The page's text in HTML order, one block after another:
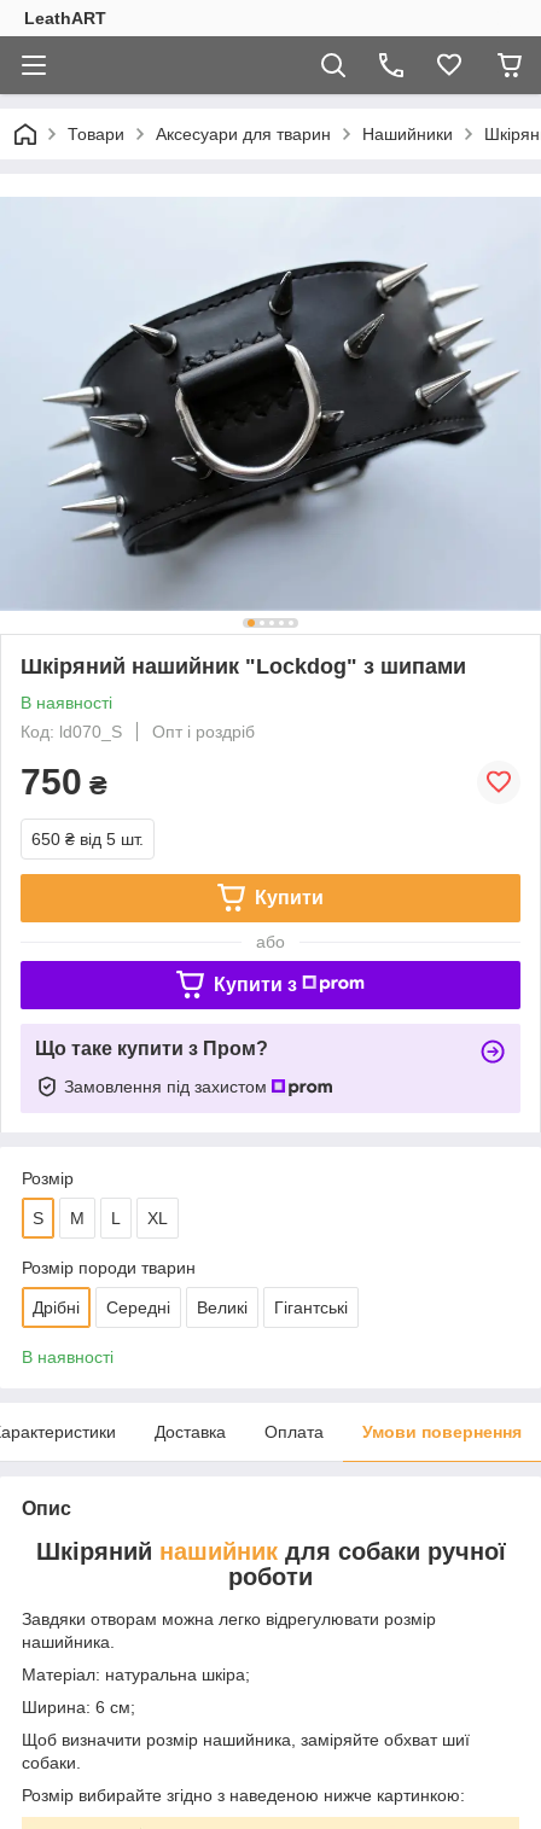
LeathART
Товари Аксесуари для тварин Нашийники
Шкіряний нашийник "Lockdog" з шипами
В наявності
Код: ld070_S
Опт і роздріб
750 ₴
650 ₴ від 5 шт.
Купити
або
Купити з
Що таке купити з Пром?
Замовлення під захистом
Розмір
S M L XL
Розмір породи тварин
Дрібні Середні Великі Гігантські
В наявності
Доставка Оплата Умови повернення
Опис
Шкіряний нашийникдля собаки ручної
роботи
Завдяки отворам можна легко відрегулювати розмір
нашийника.
Матеріал: натуральна шкіра;
Ширина: 6 см;
Щоб визначити розмір нашийника, заміряйте обхват шиї
собаки.
Розмір вибирайте згідно з наведеною нижче картинкою: